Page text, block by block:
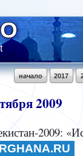
2017
начало
2009
2009: «Исламский джихад»,